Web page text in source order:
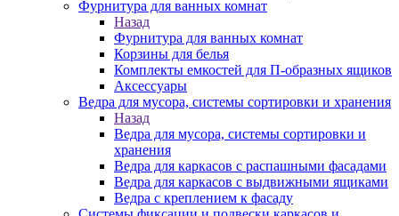
Фурнитура для ванных комнат
Назад
Фурнитура для ванных комнат
Корзины для белья
Комплекты емкостей для П-образных ящиков
Аксессуары
Ведра для мусора, системы сортировки и хранения
Назад
Ведра для мусора, системы сортировки и
хранения
Ведра для каркасов с распашными фасадами
Ведра для каркасов с выдвижными ящиками
Ведра с креплением к фасаду